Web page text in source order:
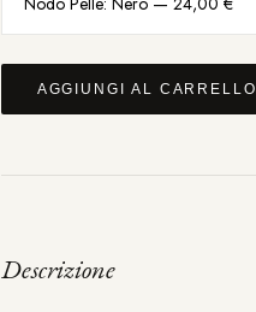
AGGIUNGI AL CARRELLO
Descrizione